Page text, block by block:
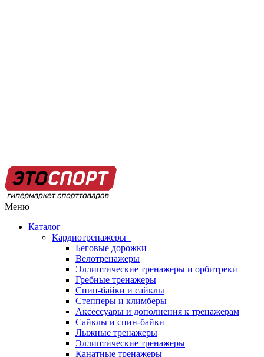
Меню
Каталог
Кардиотренажеры
Беговые дорожки
Велотренажеры
Эллиптические тренажеры и орбитреки
Гребные тренажеры
Спин-байки и сайклы
Степперы и климберы
Аксессуары и дополнения к тренажерам
Сайклы и спин-байки
Лыжные тренажеры
Эллиптические тренажеры
Канатные тренажеры